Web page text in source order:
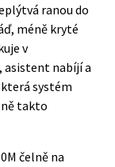
ranou do
méně kryté
v
asistent nabíjí a
systém
takto
čelně na